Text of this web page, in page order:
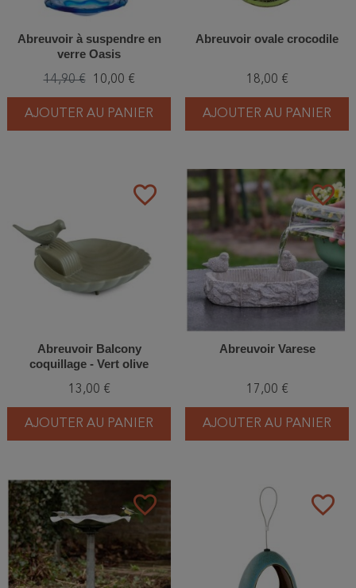
Abreuvoir à suspendre en
verre Oasis
14,90 € 10,00 €
AJOUTER AU PANIER
Abreuvoir ovale crocodile
18,00 €
AJOUTER AU PANIER
favorite_border
Abreuvoir Balcony
coquillage - Vert olive
13,00 €
AJOUTER AU PANIER
favorite_border
Abreuvoir Varese
17,00 €
AJOUTER AU PANIER
favorite_border favorite_border